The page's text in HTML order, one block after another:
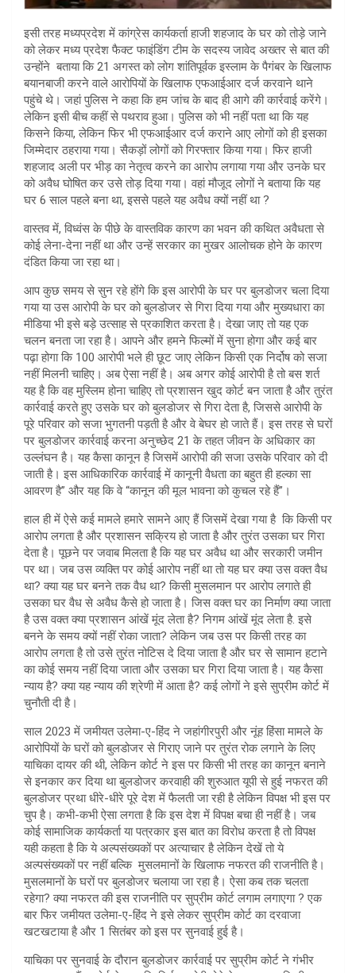
इसी तरह मध्यप्रदेश में कांग्रेस कार्यकर्ता हाजी शहजाद के घर को तोड़े जाने
को लेकर मध्य प्रदेश फैक्ट फाइंडिंग टीम के सदस्य जावेद अख्तर से बात की
उन्होंने बताया कि 21 अगस्त को लोग शांतिपूर्वक इस्लाम के पैगंबर के खिलाफ
बयानबाजी करने वाले आरोपियों के खिलाफ एफआईआर दर्ज करवाने थाने
पहुंचे थे। जहां पुलिस ने कहा कि हम जांच के बाद ही आगे की कार्रवाई करेंगे।
लेकिन इसी बीच कहीं से पथराव हुआ। पुलिस को भी नहीं पता था कि यह
किसने किया, लेकिन फिर भी एफआईआर दर्ज कराने आए लोगों को ही इसका
जिम्मेदार ठहराया गया। सैकड़ों लोगों को गिरफ्तार किया गया। फिर हाजी
शहजाद अली पर भीड़ का नेतृत्व करने का आरोप लगाया गया और उनके घर
को अवैध घोषित कर उसे तोड़ दिया गया। वहां मौजूद लोगों ने बताया कि यह
घर 6 साल पहले बना था, इससे पहले यह अवैध क्यों नहीं था ?
वास्तव में, विध्वंस के पीछे के वास्तविक कारण का भवन की कथित अवैधता से
कोई लेना-देना नहीं था और उन्हें सरकार का मुखर आलोचक होने के कारण
दंडित किया जा रहा था।
आप कुछ समय से सुन रहे होंगे कि इस आरोपी के घर पर बुलडोजर चला दिया
गया या उस आरोपी के घर को बुलडोजर से गिरा दिया गया और मुख्यधारा का
मीडिया भी इसे बड़े उत्साह से प्रकाशित करता है। देखा जाए तो यह एक
चलन बनता जा रहा है। आपने और हमने फिल्मों में सुना होगा और कई बार
पढ़ा होगा कि 100 आरोपी भले ही छूट जाए लेकिन किसी एक निर्दोष को सजा
नहीं मिलनी चाहिए। अब ऐसा नहीं है। अब अगर कोई आरोपी है तो बस शर्त
यह है कि वह मुस्लिम होना चाहिए तो प्रशासन खुद कोर्ट बन जाता है और तुरंत
कार्रवाई करते हुए उसके घर को बुलडोजर से गिरा देता है, जिससे आरोपी के
पूरे परिवार को सजा भुगतनी पड़ती है और वे बेघर हो जाते हैं। इस तरह से घरों
पर बुलडोजर कार्रवाई करना अनुच्छेद 21 के तहत जीवन के अधिकार का
उल्लंघन है। यह कैसा कानून है जिसमें आरोपी की सजा उसके परिवार को दी
जाती है। इस आधिकारिक कार्रवाई में कानूनी वैधता का बहुत ही हल्का सा
आवरण है” और यह कि वे “कानून की मूल भावना को कुचल रहे हैं”।
हाल ही में ऐसे कई मामले हमारे सामने आए हैं जिसमें देखा गया है कि किसी पर
आरोप लगता है और प्रशासन सक्रिय हो जाता है और तुरंत उसका घर गिरा
देता है। पूछने पर जवाब मिलता है कि यह घर अवैध था और सरकारी जमीन
पर था। जब उस व्यक्ति पर कोई आरोप नहीं था तो यह घर क्या उस वक्त वैध
था? क्या यह घर बनने तक वैध था? किसी मुसलमान पर आरोप लगाते ही
उसका घर वैध से अवैध कैसे हो जाता है। जिस वक्त घर का निर्माण क्या जाता
है उस वक्त क्या प्रशासन आंखें मूंद लेता है? निगम आंखें मूंद लेता है. इसे
बनने के समय क्यों नहीं रोका जाता? लेकिन जब उस पर किसी तरह का
आरोप लगता है तो उसे तुरंत नोटिस दे दिया जाता है और घर से सामान हटाने
का कोई समय नहीं दिया जाता और उसका घर गिरा दिया जाता है। यह कैसा
न्याय है? क्या यह न्याय की श्रेणी में आता है? कई लोगों ने इसे सुप्रीम कोर्ट में
चुनौती दी है।
साल 2023 में जमीयत उलेमा-ए-हिंद ने जहांगीरपुरी और नूंह हिंसा मामले के
आरोपियों के घरों को बुलडोजर से गिराए जाने पर तुरंत रोक लगाने के लिए
याचिका दायर की थी, लेकिन कोर्ट ने इस पर किसी भी तरह का कानून बनाने
से इनकार कर दिया था बुलडोजर करवाही की शुरुआत यूपी से हुई नफरत की
बुलडोजर प्रथा धीरे-धीरे पूरे देश में फैलती जा रही है लेकिन विपक्ष भी इस पर
चुप है। कभी-कभी ऐसा लगता है कि इस देश में विपक्ष बचा ही नहीं है। जब
कोई सामाजिक कार्यकर्ता या पत्रकार इस बात का विरोध करता है तो विपक्ष
यही कहता है कि ये अल्पसंख्यकों पर अत्याचार है लेकिन देखें तो ये
अल्पसंख्यकों पर नहीं बल्कि मुसलमानों के खिलाफ नफरत की राजनीति है।
मुसलमानों के घरों पर बुलडोजर चलाया जा रहा है। ऐसा कब तक चलता
रहेगा? क्या नफरत की इस राजनीति पर सुप्रीम कोर्ट लगाम लगाएगा ? एक
बार फिर जमीयत उलेमा-ए-हिंद ने इसे लेकर सुप्रीम कोर्ट का दरवाजा
खटखटाया है और 1 सितंबर को इस पर सुनवाई हुई है।
याचिका पर सुनवाई के दौरान बुलडोजर कार्रवाई पर सुप्रीम कोर्ट ने गंभीर